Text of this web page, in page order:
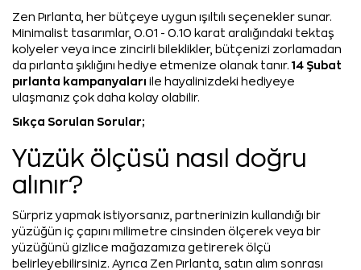
Zen Pırlanta, her bütçeye uygun ışıltılı seçenekler sunar.
Minimalist tasarımlar, 0.01 - 0.10 karat aralığındaki tektaş
kolyeler veya ince zincirli bileklikler, bütçenizi zorlamadan
da pırlanta şıklığını hediye etmenize olanak tanır. 14 Şubat
pırlanta kampanyaları ile hayalinizdeki hediyeye
ulaşmanız çok daha kolay olabilir.
Sıkça Sorulan Sorular;
Yüzük ölçüsü nasıl doğru
alınır?
Sürpriz yapmak istiyorsanız, partnerinizin kullandığı bir
yüzüğün iç çapını milimetre cinsinden ölçerek veya bir
yüzüğünü gizlice mağazamıza getirerek ölçü
belirleyebilirsiniz. Ayrıca Zen Pırlanta, satın alım sonrası